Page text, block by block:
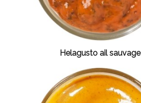
Helagusto ail sauvage